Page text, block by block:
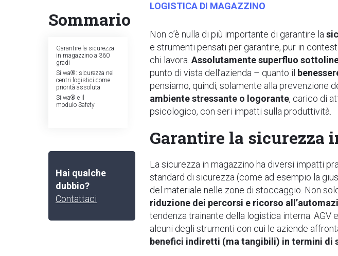
Sommario
Garantire la sicurezza
in magazzino a 360
gradi
Silwa®: sicurezza nei
centri logistici come
priorità assoluta
Silwa® e il
modulo Safety
Hai qualche
dubbio?
Contattaci
LOGISTICA DI MAGAZZINO
Non c’è nulla di più importante di garantire la
e strumenti pensati per garantire, pur in
chi lavora.Assolutamente superfluo
punto di vista dell’azienda – quanto il
pensiamo, quindi, solamente alla prevenzione
ambiente stressante o logorante, carico di
psicologico, con seri impatti sulla produttività.
Garantire la sicurezza
La sicurezza in magazzino ha diversi impatti
standard di sicurezza (come ad esempio la
del materiale nelle zone di stoccaggio. Non
riduzione dei percorsi e ricorso
tendenza trainante della logistica interna:
alcuni degli strumenti con cui le aziende
benefici indiretti (ma tangibili) in termini di